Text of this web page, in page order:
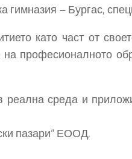
гимназия – Бургас,
като част от
професионалното
среда и
пазари“ ЕООД,